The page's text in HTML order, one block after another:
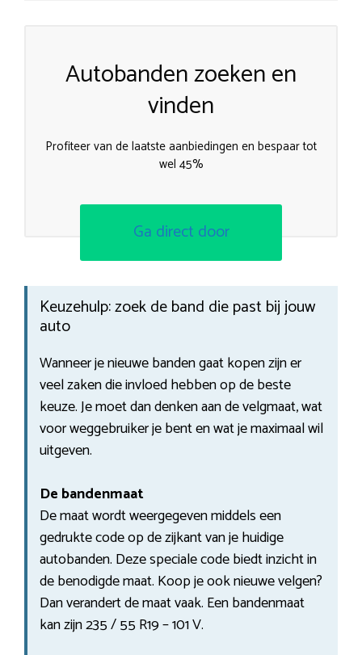
Autobanden zoeken en
vinden
Profiteer van de laatste aanbiedingen en bespaar tot
wel 45%
Ga direct door
Keuzehulp: zoek de band die past bij jouw
auto
Wanneer je nieuwe banden gaat kopen zijn er
veel zaken die invloed hebben op de beste
keuze. Je moet dan denken aan de velgmaat, wat
voor weggebruiker je bent en wat je maximaal wil
uitgeven.
De bandenmaat
De maat wordt weergegeven middels een
gedrukte code op de zijkant van je huidige
autobanden. Deze speciale code biedt inzicht in
de benodigde maat. Koop je ook nieuwe velgen?
Dan verandert de maat vaak. Een bandenmaat
kan zijn 235 / 55 R19 – 101 V.